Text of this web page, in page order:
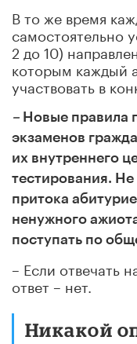
В то же время
самостоятельно
2 до 10)
которым каждый
участвовать в
– Новые правила
экзаменов
их внутреннего
тестирования. Не
притока
ненужного
поступать по
– Если отвечать
ответ – нет.
Никакой